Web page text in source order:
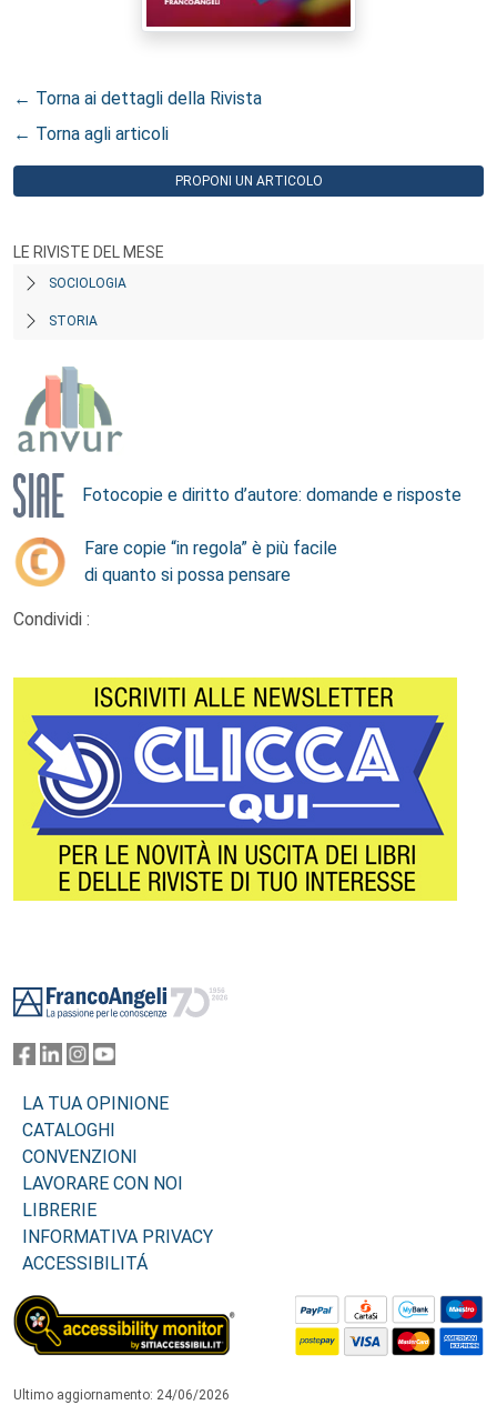
← Torna ai dettagli della Rivista
← Torna agli articoli
PROPONI UN ARTICOLO
LE RIVISTE DEL MESE
SOCIOLOGIA
STORIA
Fotocopie e diritto d’autore: domande e risposte
Fare copie “in regola” è più facile
di quanto si possa pensare
Condividi :
LA TUA OPINIONE
CATALOGHI
CONVENZIONI
LAVORARE CON NOI
LIBRERIE
INFORMATIVA PRIVACY
ACCESSIBILITÁ
Ultimo aggiornamento: 24/06/2026